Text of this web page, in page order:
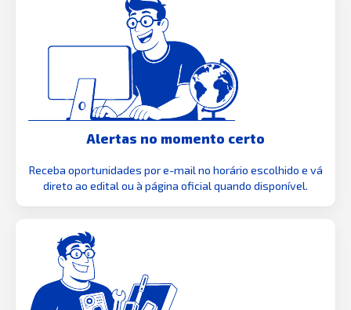
Alertas no momento certo
Receba oportunidades por e-mail no horário escolhido e vá
direto ao edital ou à página oficial quando disponível.